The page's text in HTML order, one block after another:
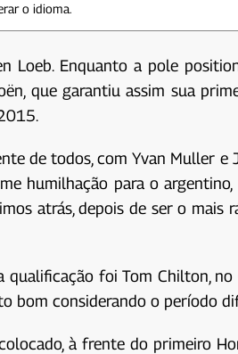
o idioma.
Loeb. Enquanto a pole
que garantiu assim sua
de todos, com Yvan Muller e
humilhação para o
atrás, depois de ser o
foi Tom Chilton,
bom considerando o período
à frente do primeiro